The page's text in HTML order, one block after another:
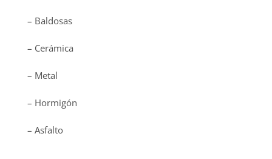
– Baldosas
– Cerámica
– Metal
– Hormigón
– Asfalto